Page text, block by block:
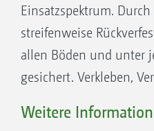
Einsatzspektrum.
streifenweise
allen Böden und unter
gesichert. Verkleben,
Universell für alle
Weitere